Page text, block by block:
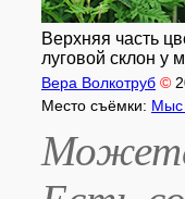
Верхняя часть
луговой склон у
Вера Волкотруб ©
Место съёмки: Мыс